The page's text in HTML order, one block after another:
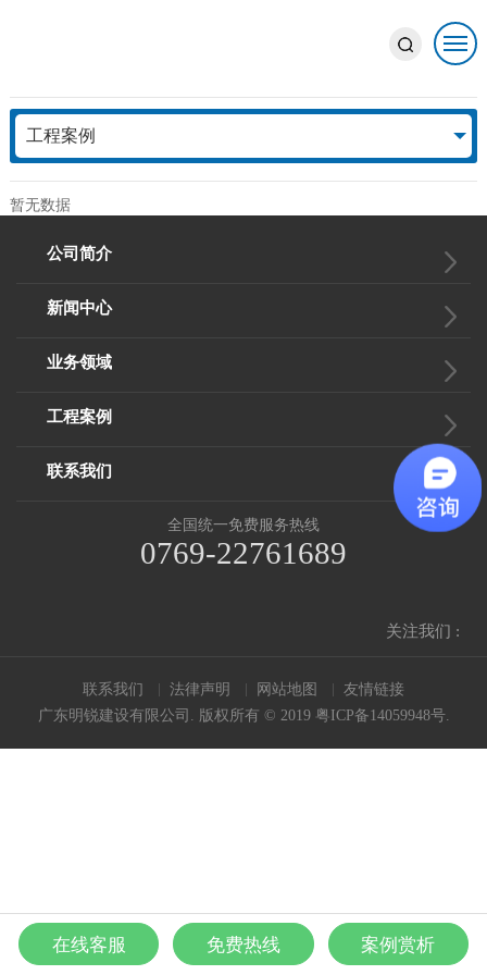
工程案例
ENGINEERING CASE
工程案例
暂无数据
公司简介
新闻中心
业务领域
工程案例
联系我们
全国统一免费服务热线
0769-22761689
关注我们 :
联系我们 法律声明 网站地图
友情链接
广东明锐建设有限公司. 版权所有 © 2019 粤ICP备14059948号.
在线客服 免费热线 案例赏析